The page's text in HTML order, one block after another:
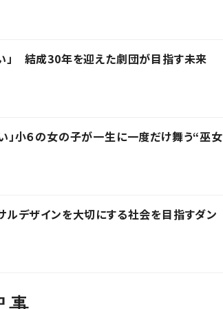
」 結成30年を迎えた劇団が目指す未来
」小６の女の子が一生に一度だけ舞う“巫女
ルデザインを大切にする社会を目指すダン